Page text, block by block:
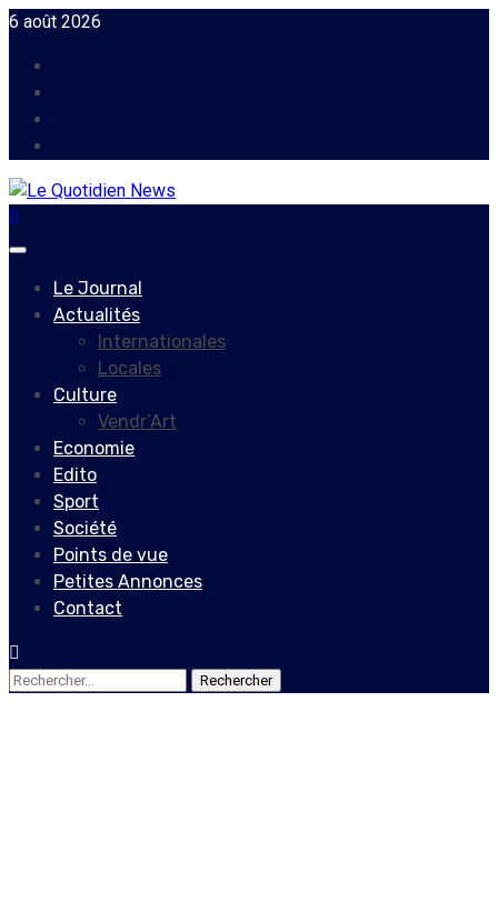
Skip
content
6 août 2026
Primary
Le Journal
Actualités
Internationales
Locales
Culture
Vendr’Art
Economie
Edito
Sport
Société
Points de vue
Petites Annonces
Contact
Rechercher :